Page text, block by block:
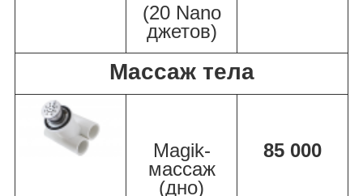
(20 Nano
джетов)
Массаж тела
Magik-
массаж
(дно)
85 000